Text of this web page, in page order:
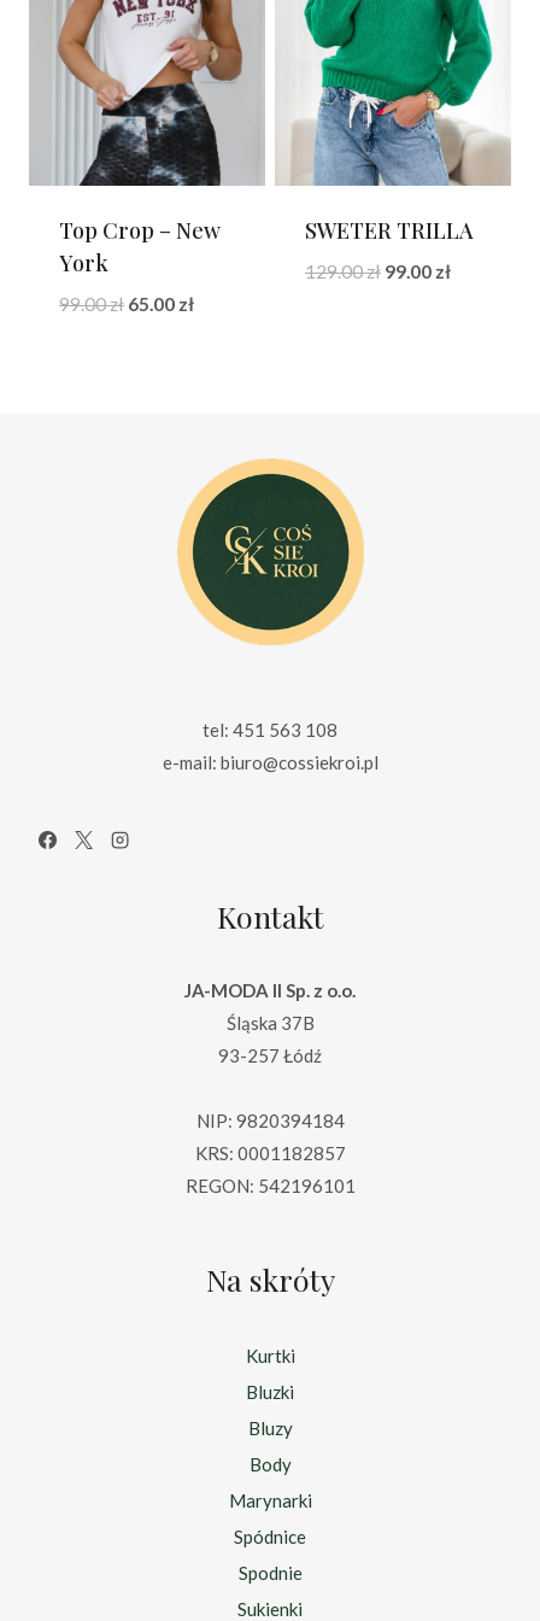
Top Crop – New
York
99.00zł Pierwotna
65.00 złAktualna
SWETER TRILLA
129.00zł Pierwotna
99.00 złAktualna
tel: 451 563 108
e-mail: biuro@cossiekroi.pl
Kontakt
JA-MODA II Sp. z o.o.
Śląska 37B
93-257 Łódź
NIP: 9820394184
KRS: 0001182857
REGON: 542196101
Na skróty
Kurtki
Bluzki
Bluzy
Body
Marynarki
Spódnice
Spodnie
Sukienki